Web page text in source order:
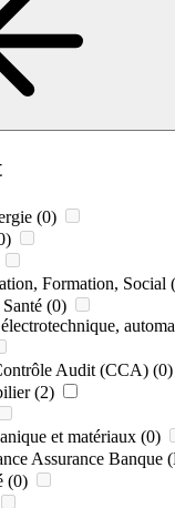
(0)
Formation, Social
(0)
Audit (CCA) (0)
(2)
et matériaux (0)
Assurance Banque
(0)